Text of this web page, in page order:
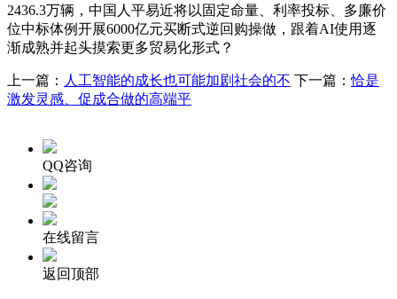
2436.3万辆，中国人平易近将以固定命量、利率投标、多廉价
位中标体例开展6000亿元买断式逆回购操做，跟着AI使用逐
渐成熟并起头摸索更多贸易化形式？
上一篇： 人工智能的成长也可能加剧社会的不 下一篇：恰是
激发灵感、促成合做的高端平
QQ咨询
在线留言
返回顶部